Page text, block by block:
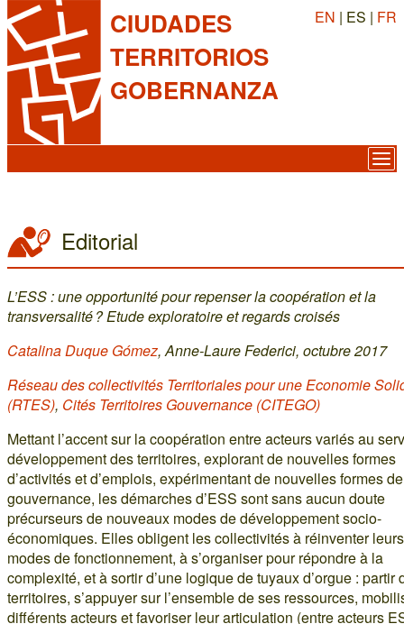
CIUDADES
TERRITORIOS
GOBERNANZA
EN | ES | FR
Editorial
L’ESS : une opportunité pour repenser la coopération et la
transversalité ? Etude exploratoire et regards croisés
Catalina Duque Gómez, Anne-Laure Federici, octubre 2017
Réseau des collectivités Territoriales pour une Economie
(RTES), Cités Territoires Gouvernance (CITEGO)
Mettant l’accent sur la coopération entre acteurs variés au
développement des territoires, explorant de nouvelles formes
d’activités et d’emplois, expérimentant de nouvelles formes de
gouvernance, les démarches d’ESS sont sans aucun doute
précurseurs de nouveaux modes de développement socio-
économiques. Elles obligent les collectivités à réinventer leurs
modes de fonctionnement, à s’organiser pour répondre à la
complexité, et à sortir d’une logique de tuyaux d’orgue : partir
territoires, s’appuyer sur l’ensemble de ses ressources,
différents acteurs et favoriser leur articulation (entre acteurs